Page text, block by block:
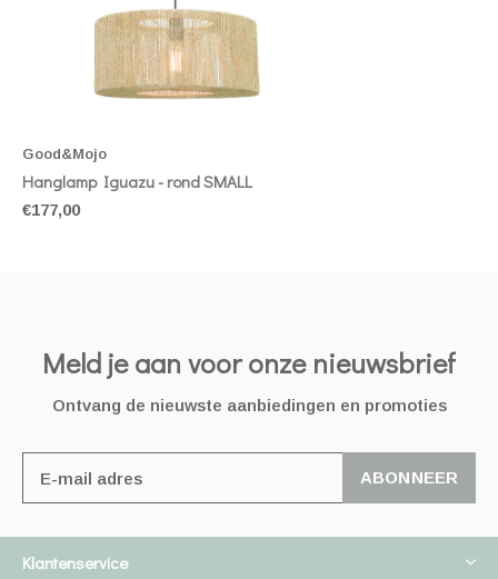
Good&Mojo
Hanglamp Iguazu - rond SMALL
€177,00
Meld je aan voor onze nieuwsbrief
Ontvang de nieuwste aanbiedingen en promoties
ABONNEER
Klantenservice